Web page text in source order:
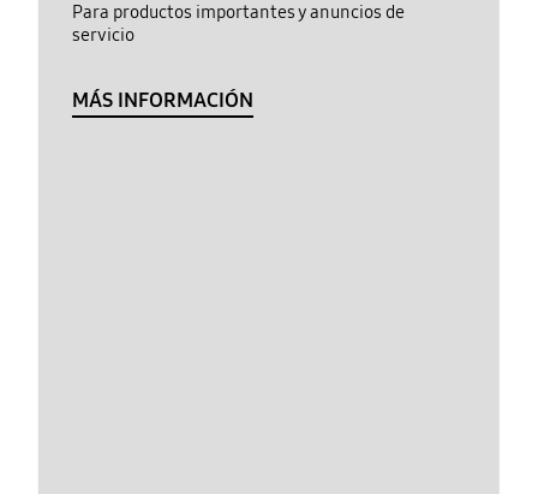
Para productos importantes y anuncios de
servicio
MÁS INFORMACIÓN